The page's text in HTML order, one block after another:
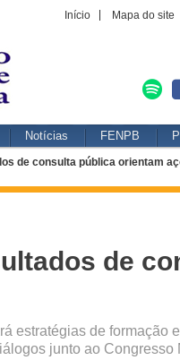
Início Mapa do site
Notícias FENPB
de consulta pública orientam
de
estratégias de
junto ao Congresso